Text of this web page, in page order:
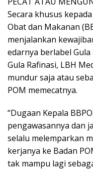
Secara khusus
Obat dan Makanan
menjalankan
edarnya berlabel
Gula Rafinasi, LBH
mundur saja atau
POM memecatnya.
“Dugaan Kepala
pengawasannya dan
selalu melemparkan
kerjanya ke Badan
tak mampu lagi